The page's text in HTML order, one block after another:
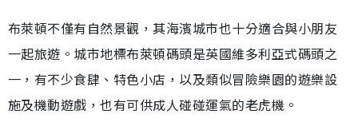
布萊頓不僅有自然景觀，其海濱城市也十分適合與小朋友
一起旅遊。城市地標布萊頓碼頭是英國維多利亞式碼頭之
一，有不少食肆、特色小店，以及類似冒險樂園的遊樂設
施及機動遊戲，也有可供成人碰碰運氣的老虎機。